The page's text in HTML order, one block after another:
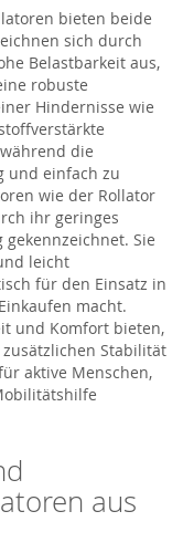
bieten beide
sich durch
Belastbarkeit aus,
robuste
Hindernisse wie
die
und einfach zu
wie der Rollator
ihr geringes
Sie
leicht
für den Einsatz in
macht.
und Komfort bieten,
Stabilität
aktive Menschen,
aus